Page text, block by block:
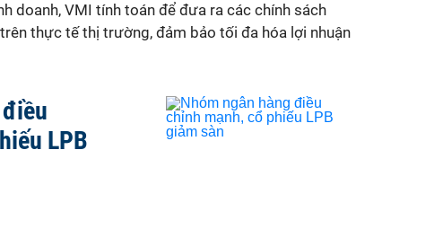
doanh, VMI tính toán để đưa ra các chính sách
thực tế thị trường, đảm bảo tối đa hóa lợi nhuận
LPB